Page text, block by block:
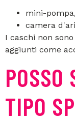
mini-pompa,
camera
I caschi non
aggiunti come
POSSO
TIPO